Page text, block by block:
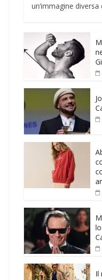
un’immagine
Il